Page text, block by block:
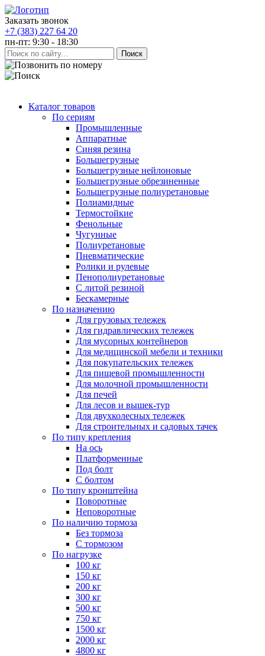
Заказать звонок
+7 (383) 227 64 20
пн-пт: 9:30 - 18:30
Каталог товаров
По сериям
Промышленные
Аппаратные
Синяя резина
Большегрузные
Большегрузные нейлоновые
Большегрузные обрезиненные
Большегрузные полиуретановые
Полиамидные
Термостойкие
Фенольные
Чугунные
Полиуретановые
Пневматические
Ролики и рулевые
Пенополиуретановые
С литой резиной
Бескамерные
По назначению
Для грузовых тележек
Для гидравлических тележек
Для мусорных контейнеров
Для медицинской мебели и техники
Для покупательских тележек
Для пищевой промышленности
Для молочной промышленности
Для печей
Для лесов и вышек-тур
Для двухколесных тележек
Для строительных и садовых тачек
По типу крепления
На ось
Платформенные
Под болт
С болтом
По типу кронштейна
Поворотные
Неповоротные
По наличию тормоза
Без тормоза
С тормозом
По нагрузке
100 кг
150 кг
200 кг
300 кг
500 кг
750 кг
1500 кг
2000 кг
4800 кг